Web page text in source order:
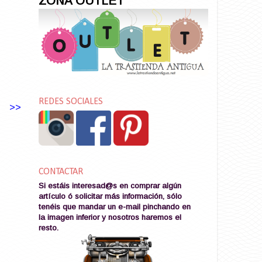
>> REDES SOCIALES
CONTACTAR
Si estáis interesad@s en comprar algún
artículo ó solicitar más información, sólo
tenéis que mandar un e-mail pinchando en
la imagen inferior y nosotros haremos el
resto.